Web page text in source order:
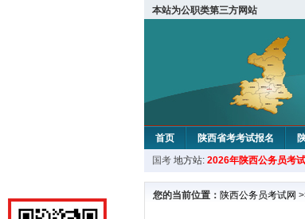
本站为公职类第三方网站
首页 陕西省考考试报名
国考 地方站: 2026年陕西公务员考
您的当前位置： 陕西公务员考试网